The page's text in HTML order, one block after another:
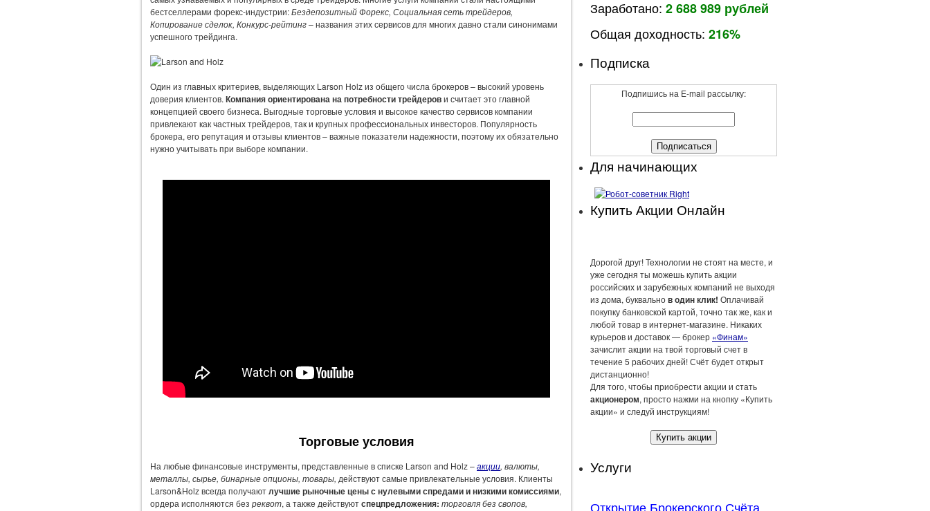
бестселлерами форекс-индустрии:Бездепозитный Форекс, Социальная сеть трейдеров,
Копирование сделок, Конкурс-рейтинг– названия этих сервисов для многих давно стали синонимами
успешного трейдинга.
Один из главных критериев, выделяющих Larson Holz из общего числа брокеров – высокий уровень
доверия клиентов. Компания ориентирована на потребности трейдерови считает это главной
концепцией своего бизнеса. Выгодные торговые условия и высокое качество сервисов компании
привлекают как частных трейдеров, так и крупных профессиональных инвесторов. Популярность
брокера, его репутация и отзывы клиентов – важные показатели надежности, поэтому их обязательно
нужно учитывать при выборе компании.
Торговые условия
На любые финансовые инструменты, представленные в списке Larson and Holz –акции, валюты,
металлы, сырье, бинарные опционы, товары, действуют самые привлекательные условия. Клиенты
Larson&Holz всегда получаютлучшие рыночные цены с нулевыми спредами и низкими комиссиями,
ордера исполняются без реквот, а также действуютспецпредложения: торговля без свопов,
Заработано: 2 688 989 рублей
Общая доходность: 216%
Подписка
Подпишись на E-mail рассылку:
Для начинающих
Купить Акции Онлайн
Дорогой друг! Технологии не стоят на месте, и
уже сегодня ты можешь купить акции
российских и зарубежных компаний не выходя
из дома, буквальнов один клик! Оплачивай
покупку банковской картой, точно так же, как и
любой товар в интернет-магазине. Никаких
курьеров и доставок — брокер «Финам»
зачислит акции на твой торговый счет в
течение 5 рабочих дней! Счёт будет открыт
дистанционно!
Для того, чтобы приобрести акции и стать
акционером, просто нажми на кнопку «Купить
акции» и следуй инструкциям!
Купить акции
Услуги
Открытие Брокерского Счёта